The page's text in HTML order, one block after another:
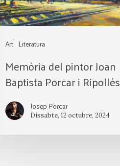
Art Literatura
Memòria del pintor Joan
Baptista Porcar i Ripollés
Josep Porcar
Dissabte, 12 octubre, 2024